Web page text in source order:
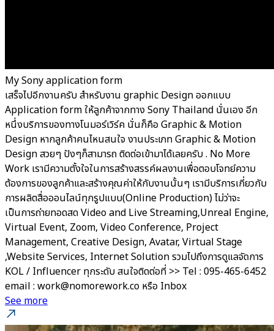
My Sony application form
เสร็จไปอีกงานครับ สำหรับงาน graphic Design ออกแบบ
Application form ให้ลูกค้าจากทาง Sony Thailand นั่นเอง อีก
หนึ่งบริการของทางโนมอร์เวิร์ค นั่นก็คือ Graphic & Motion
Design หากลูกค้าคนไหนสนใจ งานประเภท Graphic & Motion
Design สวยๆ ปังๆก็สามารถ ติดต่อเข้ามาได้เลยครับ . No More
Work เรามีความตั้งใจในการสร้างสรรค์ผลงานเพื่อตอบโจทย์ความ
ต้องการของลูกค้าและสร้างคุณค่าให้กับงานนั้นๆ เรามีบริการเกี่ยวกับ
การผลิตสื่อออนไลน์ทุกรูปแบบ(Online Production) ไม่ว่าจะ
เป็นการถ่ายทอดสด Video and Live Streaming,Unreal Engine,
Virtual Event, Zoom, Video Conference, Project
Management, Creative Design, Avatar, Virtual Stage
,Website Services, Internet Solution รวมไปถึงการดูแลจัดการ
KOL / Influencer ทุกระดับ สนใจติดต่อที่ >> Tel : 095-465-6452
email : work@nomorework.co หรือ Inbox
See more